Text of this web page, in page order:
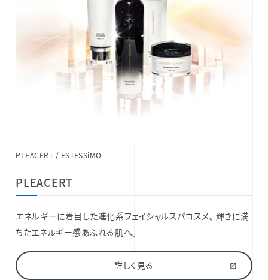
PLEACERT / ESTESSiMO
PLEACERT
エネルギーに着目した進化系フェイシャルスパコスメ。 輝きに満
ちたエネルギー感あふれる肌へ。
詳しく見る